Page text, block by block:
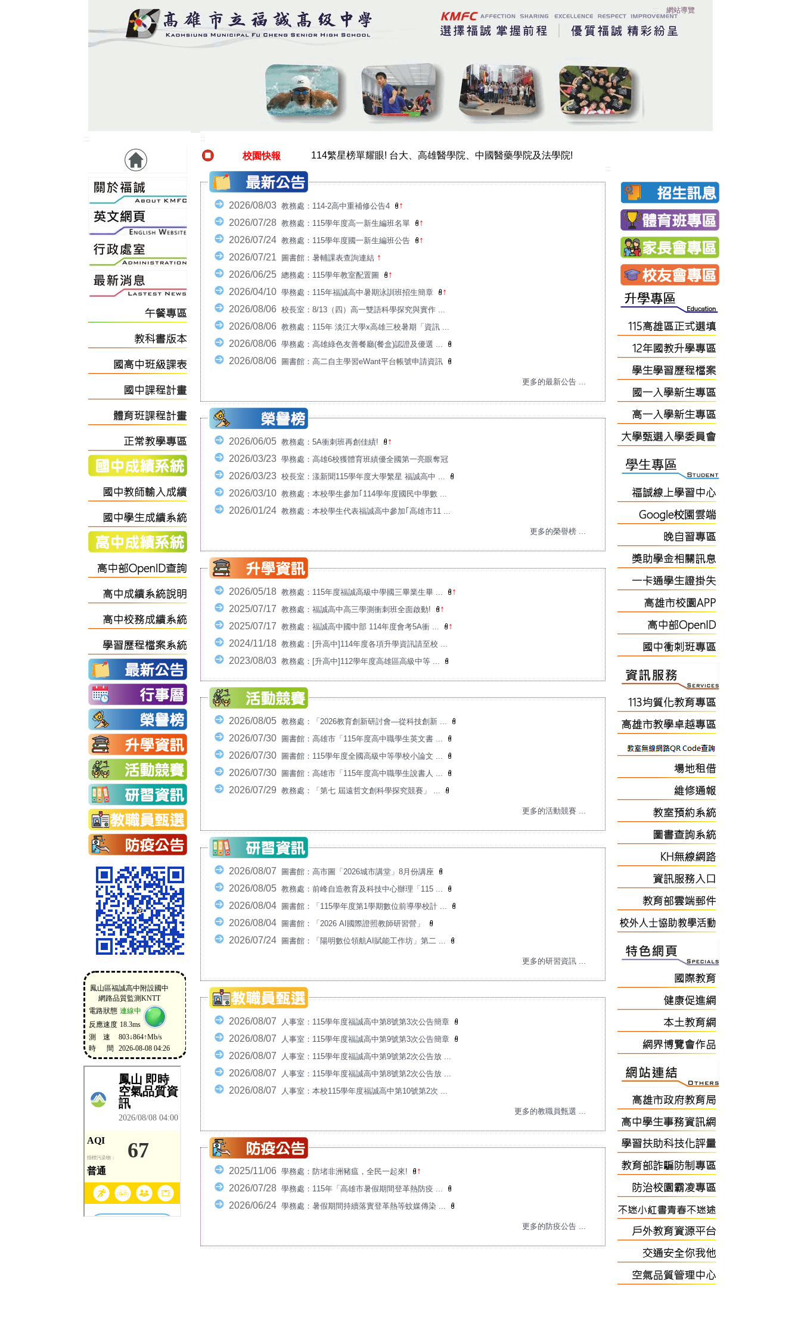
::: 網站導覽
::: :::
校園快報
114繁星榜單耀眼! 台大、高雄醫學院、中國醫藥學院及法學院!
ASEP亞洲學生交流專題競賽 國中部榮獲金獎
賀！本校榮獲高雄市114學年度閱讀標章學校！
高雄市社會局無障礙之家諮詢專線，(07)8139022。
賀!本校114繁星榜單耀眼! 台大、清華、陽明交大、成功大學!
2026/08/03 教務處：114-2高中重補修公告4
↑
2026/07/28 教務處：115學年度高一新生編班名單
↑
2026/07/24 教務處：115學年度國一新生編班公告
↑
2026/07/21
圖書館：暑輔課表查詢連結 ↑
2026/06/25 總務處：115學年教室配置圖
↑
2026/04/10 學務處：115年福誠高中暑期泳訓班招生簡章
↑
2026/08/06 校長室：8/13（四）高一雙語科學探究與實作 ...
2026/08/06 教務處：115年 淡江大學x高雄三校暑期「資訊 ...
2026/08/06 學務處：高雄綠色友善餐廳(餐盒)認證及優選 ...
2026/08/06 圖書館：高二自主學習eWant平台帳號申請資訊
更多的最新公告 ...
2026/06/05 教務處：5A衝刺班再創佳績!
↑
2026/03/23 學務處：高雄6校獲體育班績優全國第一亮眼奪冠
2026/03/23 校長室：漾新聞115學年度大學繁星 福誠高中 ...
2026/03/10 教務處：本校學生參加｢114學年度國民中學數 ...
2026/01/24 教務處：本校學生代表福誠高中參加｢高雄市11 ...
更多的榮譽榜 ...
2026/05/18 教務處：115年度福誠高級中學國三畢業生畢 ...
↑
2025/07/17 教務處：福誠高中高三學測衝刺班全面啟動!
↑
2025/07/17 教務處：福誠高中國中部 114年度會考5A衝 ...
↑
2024/11/18 教務處：[升高中]114年度各項升學資訊請至校 ...
2023/08/03 教務處：[升高中]112學年度高雄區高級中等 ...
2026/08/05 教務處：「2026教育創新研討會—從科技創新 ...
2026/07/30 圖書館：高雄市「115年度高中職學生英文書 ...
2026/07/30 圖書館：115學年度全國高級中等學校小論文 ...
2026/07/30 圖書館：高雄市「115年度高中職學生說書人 ...
2026/07/29 教務處：「第七 屆遠哲文創科學探究競賽」 ...
更多的活動競賽 ...
2026/08/07 圖書館：高市圖「2026城市講堂」8月份講座
2026/08/05 教務處：前峰自造教育及科技中心辦理「115 ...
2026/08/04 圖書館：「115學年度第1學期數位前導學校計 ...
2026/08/04 圖書館：「2026 AI國際證照教師研習營」
2026/07/24 圖書館：「陽明數位領航AI賦能工作坊」第二 ...
更多的研習資訊 ...
2026/08/07 人事室：115學年度福誠高中第8號第3次公告簡章
2026/08/07 人事室：115學年度福誠高中第9號第3次公告簡章
2026/08/07 人事室：115學年度福誠高中第9號第2次公告放 ...
2026/08/07 人事室：115學年度福誠高中第8號第2次公告放 ...
2026/08/07 人事室：本校115學年度福誠高中第10號第2次 ...
更多的教職員甄選 ...
2025/11/06 學務處：防堵非洲豬瘟，全民一起來!
↑
2026/07/28
學務處：115年「高雄市暑假期間登革熱防疫 ...
2026/06/24 學務處：暑假期間持續落實登革熱等蚊媒傳染 ...
更多的防疫公告 ...
:::